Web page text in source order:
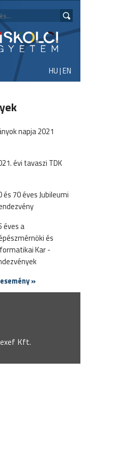
HU|EN
napja 2021
évi tavaszi TDK
és 70 éves Jubileumi
éves a
és
Kar -
»
Kft.